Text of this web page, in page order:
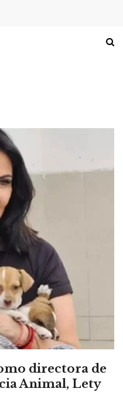
directora de
Animal, Lety